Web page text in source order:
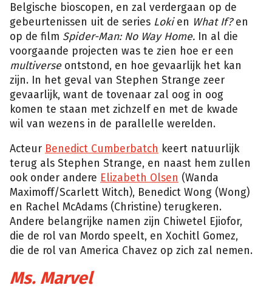
Belgische bioscopen, en zal verdergaan op de
gebeurtenissen uit de series Lokien What If?en
op de film Spider-Man: No Way Home. In al die
voorgaande projecten was te zien hoe er een
multiverse ontstond, en hoe gevaarlijk het kan
zijn. In het geval van Stephen Strange zeer
gevaarlijk, want de tovenaar zal oog in oog
komen te staan met zichzelf en met de kwade
wil van wezens in de parallelle werelden.
Acteur Benedict Cumberbatch keert natuurlijk
terug als Stephen Strange, en naast hem zullen
ook onder andere Elizabeth Olsen (Wanda
Maximoff/Scarlett Witch), Benedict Wong (Wong)
en Rachel McAdams (Christine) terugkeren.
Andere belangrijke namen zijn Chiwetel Ejiofor,
die de rol van Mordo speelt, en Xochitl Gomez,
die de rol van America Chavez op zich zal nemen.
Ms. Marvel